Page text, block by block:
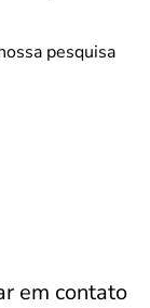
pesquisa
em contato